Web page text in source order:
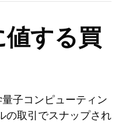
する買
子コンピューティン
の取引でスナップされ